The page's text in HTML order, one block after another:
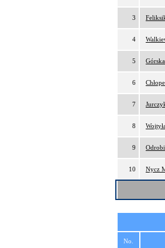
3
4
5
6
7
8
9
10 Nycz
No.